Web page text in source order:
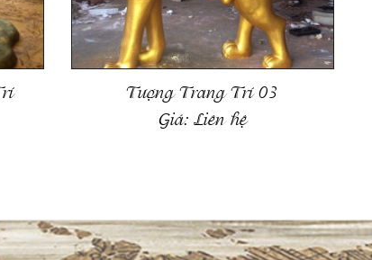
Tượng Trang Trí 03
Giá:Liên hệ